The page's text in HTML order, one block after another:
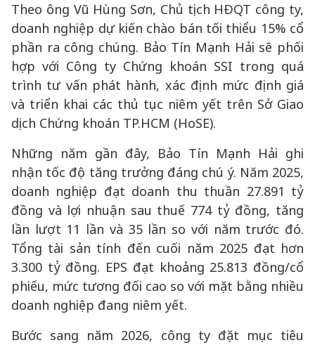
Theo ông Vũ Hùng Sơn, Chủ tịch HĐQT công ty,
doanh nghiệp dự kiến chào bán tối thiểu 15% cổ
phần ra công chúng. Bảo Tín Mạnh Hải sẽ phối
hợp với Công ty Chứng khoán SSI trong quá
trình tư vấn phát hành, xác định mức định giá
và triển khai các thủ tục niêm yết trên Sở Giao
dịch Chứng khoán TP.HCM (HoSE).
Những năm gần đây, Bảo Tín Mạnh Hải ghi
nhận tốc độ tăng trưởng đáng chú ý. Năm 2025,
doanh nghiệp đạt doanh thu thuần 27.891 tỷ
đồng và lợi nhuận sau thuế 774 tỷ đồng, tăng
lần lượt 11 lần và 35 lần so với năm trước đó.
Tổng tài sản tính đến cuối năm 2025 đạt hơn
3.300 tỷ đồng. EPS đạt khoảng 25.813 đồng/cổ
phiếu, mức tương đối cao so với mặt bằng nhiều
doanh nghiệp đang niêm yết.
Bước sang năm 2026, công ty đặt mục tiêu